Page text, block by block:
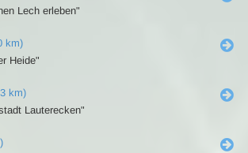
Lech erleben"
km)
Heide"
km)
Lauterecken"